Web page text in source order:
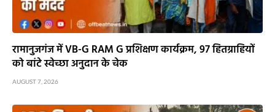
रामानुजगंज में VB-G RAM G प्रशिक्षण कार्यक्रम, 97 हितग्राहियों
को बांटे स्वेच्छा अनुदान के चेक
AUGUST 7, 2026